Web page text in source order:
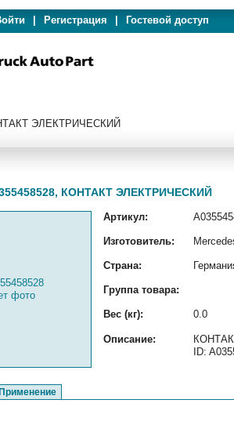
Регистрация Гостевой доступ
ЭЛЕКТРИЧЕСКИЙ
КОНТАКТ ЭЛЕКТРИЧЕСКИЙ
фото
Артикул:
Изготовитель:
Страна:
Группа товара:
Вес (кг): 0.0
Описание:
ID:
Применение